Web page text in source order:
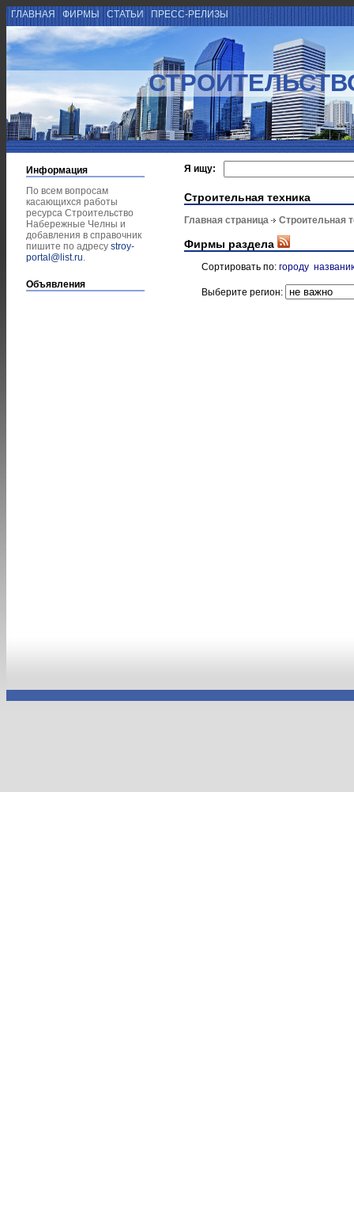
ГЛАВНАЯ ФИРМЫ СТАТЬИ ПРЕСС-РЕЛИЗЫ
Информация
По всем вопросам
касающихся работы
ресурса Строительство
Набережные Челны и
добавления в справочник
пишите по адресу stroy-
portal@list.ru.
Объявления
Я ищу:
Строительная техника
Главная страница Строительная
Фирмы раздела
Сортировать по: городу
Выберите регион: